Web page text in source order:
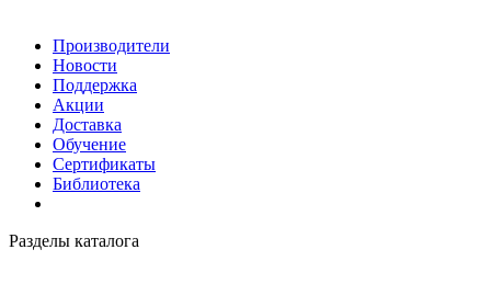
Производители
Новости
Поддержка
Акции
Доставка
Обучение
Сертификаты
Библиотека
Разделы каталога